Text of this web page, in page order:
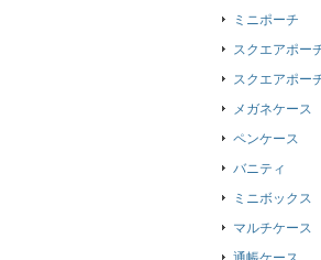
ミニポーチ
スクエアポー
スクエアポー
メガネケース
ペンケース
バニティ
ミニボックス
マルチケース